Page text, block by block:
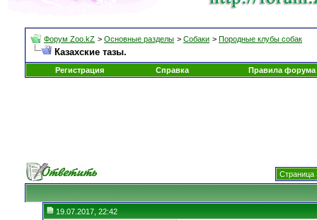
Форум Zoo.kZ > Основные разделы > Собаки > Породные клубы собак
Казахские тазы.
Регистрация Справка Правила форума
Страница
19.07.2017, 22:42